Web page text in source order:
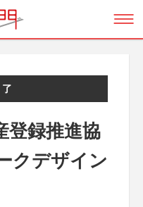
登録推進協
クデザイン